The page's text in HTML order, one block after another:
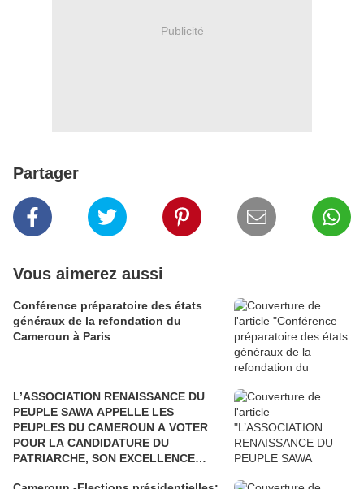
Publicité
Partager
Vous aimerez aussi
Conférence préparatoire des états
généraux de la refondation du
Cameroun à Paris
L’ASSOCIATION RENAISSANCE DU
PEUPLE SAWA APPELLE LES
PEUPLES DU CAMEROUN A VOTER
POUR LA CANDIDATURE DU
PATRIARCHE, SON EXCELLENCE